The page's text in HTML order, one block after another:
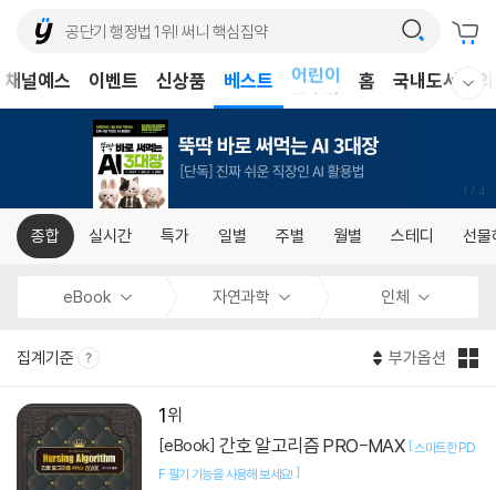
채널예스 이벤트 신상품 베스트
어린이
독후감
어린이
홈 국내도서
1 / 4
종합 실시간 특가 일별 주별 월별 스테디 선물
eBook 자연과학 인체
집계기준 부가옵션
1
[eBook] 간호 알고리즘 PRO-MAX [스마트한 PD
F 필기 기능을 사용해 보세요!]